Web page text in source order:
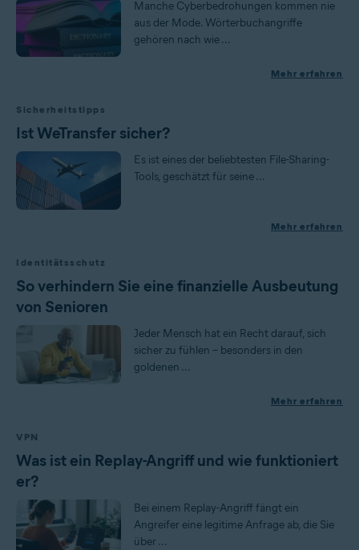
Manche Cyberbedrohungen kommen nie
aus der Mode. Wörterbuchangriffe
gehören nach wie ...
Mehr erfahren
Sicherheitstipps
Ist WeTransfer sicher?
Es ist eines der beliebtesten File-Sharing-
Tools, geschätzt für seine ...
Mehr erfahren
Identitätsschutz
So verhindern Sie eine finanzielle Ausbeutung
von Senioren
Jeder Mensch hat ein Recht darauf, sich
sicher zu fühlen – besonders in den
goldenen ...
Mehr erfahren
VPN
Was ist ein Replay-Angriff und wie funktioniert
er?
Bei einem Replay-Angriff fängt ein
Angreifer eine legitime Anfrage ab, die Sie
über ...